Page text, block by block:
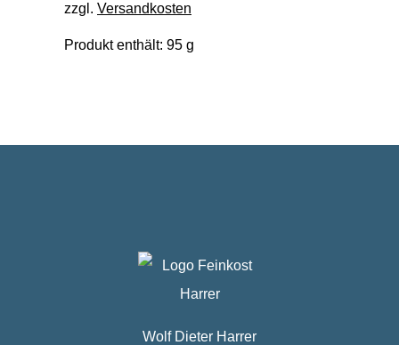
zzgl. Versandkosten
Produkt enthält: 95 g
Wolf Dieter Harrer